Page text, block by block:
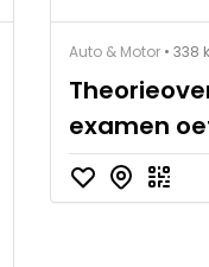
Auto & Motor• 338
examen